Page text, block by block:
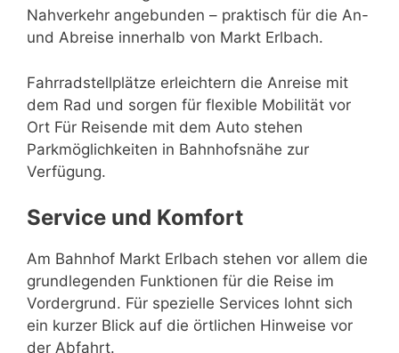
Nahverkehr angebunden – praktisch für die An-
und Abreise innerhalb von Markt Erlbach.
Fahrradstellplätze erleichtern die Anreise mit
dem Rad und sorgen für flexible Mobilität vor
Ort Für Reisende mit dem Auto stehen
Parkmöglichkeiten in Bahnhofsnähe zur
Verfügung.
Service und Komfort
Am Bahnhof Markt Erlbach stehen vor allem die
grundlegenden Funktionen für die Reise im
Vordergrund. Für spezielle Services lohnt sich
ein kurzer Blick auf die örtlichen Hinweise vor
der Abfahrt.